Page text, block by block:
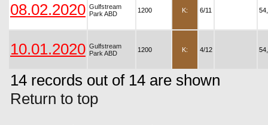
08.02.2020 Gulfstream
Park ABD
1200 K: 6/11
10.01.2020 Gulfstream
Park ABD
1200 K: 4/12
14 records out of 14 are shown
Return to top